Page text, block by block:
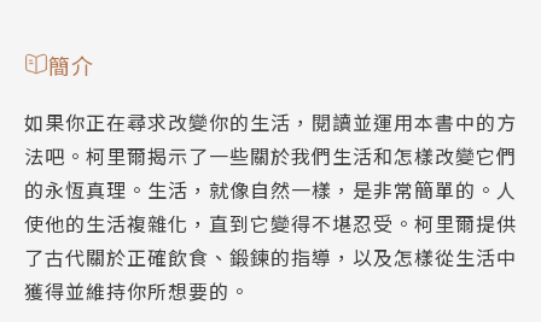
簡介
如果你正在尋求改變你的生活，閱讀並運用本書中的方
法吧。柯里爾揭示了一些關於我們生活和怎樣改變它們
的永恆真理。生活，就像自然一樣，是非常簡單的。人
使他的生活複雜化，直到它變得不堪忍受。柯里爾提供
了古代關於正確飲食、鍛鍊的指導，以及怎樣從生活中
獲得並維持你所想要的。